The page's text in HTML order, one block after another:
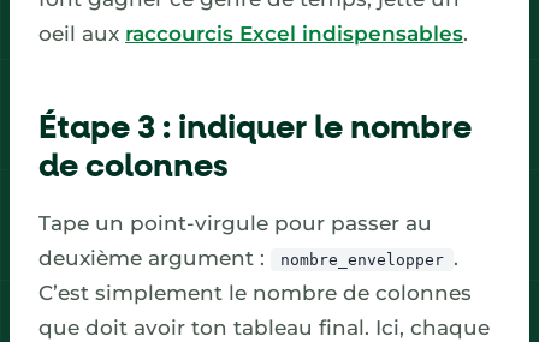
oeil aux raccourcis Excel indispensables.
Étape 3 : indiquer le nombre
de colonnes
Tape un point-virgule pour passer au
deuxième argument :
nombre_envelopper .
C’est simplement le nombre de colonnes
que doit avoir ton tableau final. Ici, chaque